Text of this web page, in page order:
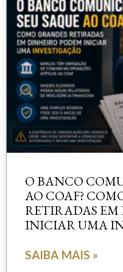
O BANCO
AO COAF?
RETIRADAS
INICIAR UMA
SAIBA MAIS »